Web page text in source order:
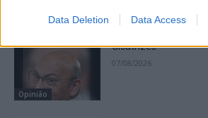
Data Deletion Data Access
Opinião
Cicatrizes
07/08/2026